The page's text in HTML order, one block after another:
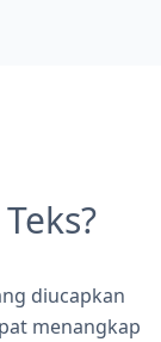
diucapkan
menangkap